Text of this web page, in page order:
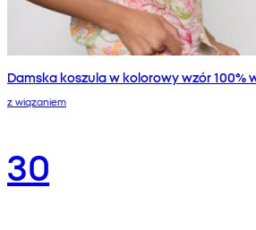
Damska koszula w kolorowy wzór 100%
z wiązaniem
30